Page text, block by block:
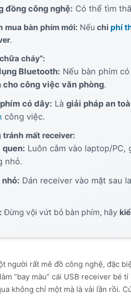
đồng công nghệ: Có thể tìm
mua bàn phím mới: Nếu chi phí
.
cháy”:
Bluetooth: Nếu bàn phím
cho công việc văn phòng.
có dây: Là giải pháp an
công việc.
tránh mất receiver:
quen: Luôn cắm vào laptop/
nhỏ.
nhỏ: Dán receiver vào mặt sau
Đừng vội vứt bỏ bàn phím, hãy
người rất mê đồ công nghệ, đặc
“bay màu” cái USB receiver bé
không chỉ một mà là vài lần rồi.